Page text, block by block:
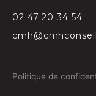
02 47 20 34 54
Politique de